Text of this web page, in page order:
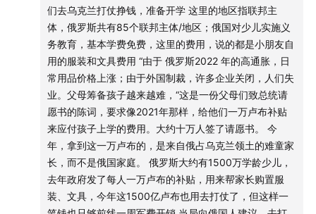
们去乌克兰打仗挣钱，准备开学 这里的地区指联邦主
体，俄罗斯共有85个联邦主体/地区；俄国对少儿实施义
务教育，基本学费免费，这里的费用，说的都是小朋友自
用的服装和文具费用 “由于 俄罗斯2022 年的高通胀，日
常用品价格上涨；由于外国制裁，许多企业关闭，人们失
业。父母筹备孩子越来越难，“这是一份父母们致总统请
愿书的陈词，要求像2021年那样，给他们一万卢布补贴
来应付孩子上学的费用。大约十万人签了请愿书。 今
年，拿到这一万卢布的，是来自俄占乌克兰领土的难童家
长，而不是俄国家庭。 俄罗斯大约有1500万学龄少儿，
去年政府发了每人一万卢布的补贴，用来帮家长购置服
装、文具，今年这1500亿卢布也用去打仗了，但这样一